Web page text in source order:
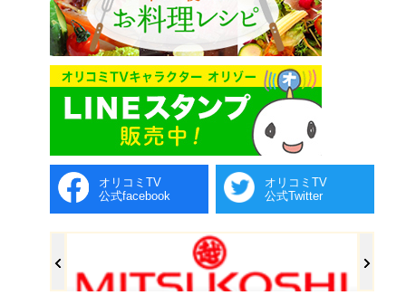
オリコミTV
公式facebook
オリコミTV
公式Twitter